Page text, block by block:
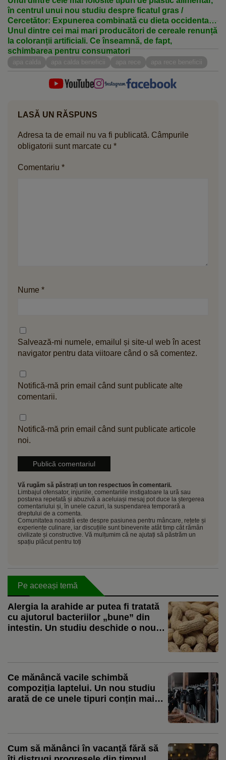
în centrul unui nou studiu despre ficatul gras /
Cercetător: Expunerea combinată cu dieta occidentală
a agravat efectele
Unul dintre cei mai mari producători de cereale renunță
la coloranții artificiali. Ce înseamnă, de fapt,
schimbarea pentru consumatori
apa calda apa calda beneficii apa rece apa rece beneficii
LASĂ UN RĂSPUNS
Adresa ta de email nu va fi publicată. Câmpurile
obligatorii sunt marcate cu *
Comentariu *
Nume *
Salvează-mi numele, emailul și site-ul web în acest
navigator pentru data viitoare când o să comentez.
Notifică-mă prin email când sunt publicate alte
comentarii.
Notifică-mă prin email când sunt publicate articole
noi.
Vă rugăm să păstrați un ton respectuos în comentarii.
Limbajul ofensator, injuriile, comentariile instigatoare la ură sau
postarea repetată și abuzivă a aceluiași mesaj pot duce la ștergerea
comentariului și, în unele cazuri, la suspendarea temporară a
dreptului de a comenta.
Comunitatea noastră este despre pasiunea pentru mâncare, rețete și
experiențe culinare, iar discuțiile sunt binevenite atât timp cât rămân
civilizate și constructive. Vă mulțumim că ne ajutați să păstrăm un
spațiu plăcut pentru toți
Pe aceeași temă
Alergia la arahide ar putea fi tratată
cu ajutorul bacteriilor „bune” din
intestin. Un studiu deschide o nouă
Ce mănâncă vacile schimbă
compoziția laptelui. Un nou studiu
arată de ce unele tipuri conțin mai
Cum să mănânci în vacanță fără să